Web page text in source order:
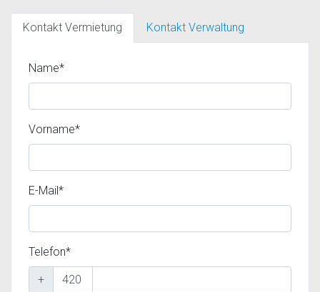
Kontakt Vermietung Kontakt Verwaltung
Name*
Vorname*
E-Mail*
Telefon*
+